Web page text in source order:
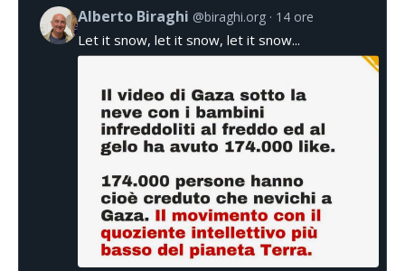
Alberto Biraghi @biraghi.org 14 ore
Let it snow, let it snow, let it snow...